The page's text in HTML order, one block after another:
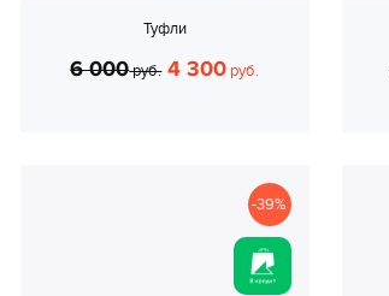
Туфли
6 000руб. 4 300 руб.
-39%